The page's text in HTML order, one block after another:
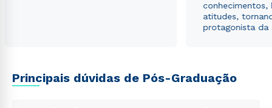
conhecimentos,
atitudes,
protagonista da
Principais dúvidas de Pós-Graduação
envio de conteúdos da Cruzeiro do Sul.